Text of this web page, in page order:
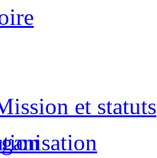
et statuts